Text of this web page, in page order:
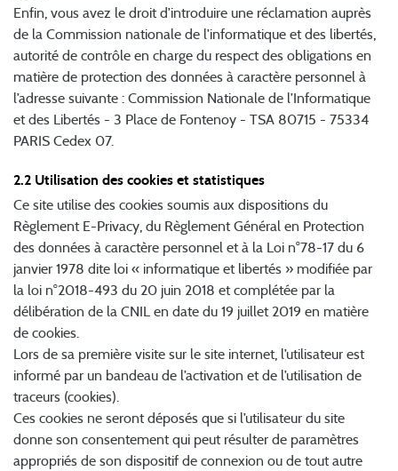
Enfin, vous avez le droit d’introduire une réclamation auprès
de la Commission nationale de l’informatique et des libertés,
autorité de contrôle en charge du respect des obligations en
matière de protection des données à caractère personnel à
l’adresse suivante : Commission Nationale de l’Informatique
et des Libertés - 3 Place de Fontenoy - TSA 80715 - 75334
PARIS Cedex 07.
2.2 Utilisation des cookies et statistiques
Ce site utilise des cookies soumis aux dispositions du
Règlement E-Privacy, du Règlement Général en Protection
des données à caractère personnel et à la Loi n°78-17 du 6
janvier 1978 dite loi « informatique et libertés » modifiée par
la loi n°2018-493 du 20 juin 2018 et complétée par la
délibération de la CNIL en date du 19 juillet 2019 en matière
de cookies.
Lors de sa première visite sur le site internet, l’utilisateur est
informé par un bandeau de l’activation et de l’utilisation de
traceurs (cookies).
Ces cookies ne seront déposés que si l’utilisateur du site
donne son consentement qui peut résulter de paramètres
appropriés de son dispositif de connexion ou de tout autre